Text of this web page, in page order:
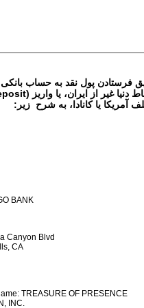
فرستادن پول نقد به حساب
آمریکا یا کانادا، به شرح زیر:
BANK
Canyon Blvd
CA
TREASURE OF PRESENCE
INC.